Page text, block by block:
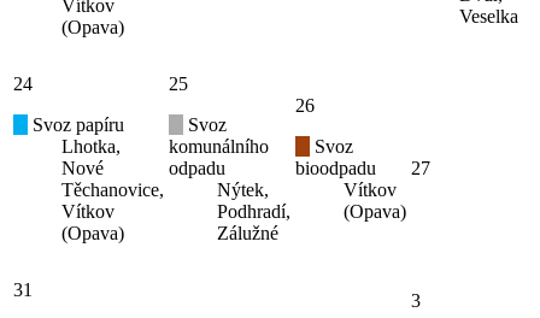
Vítkov
(Opava)
Veselka
24
Svoz papíru
Lhotka,
Nové
Těchanovice,
Vítkov
(Opava)
25
Svoz
komunálního
odpadu
Nýtek,
Podhradí,
Zálužné
26
Svoz
bioodpadu
Vítkov
(Opava)
27
31
3